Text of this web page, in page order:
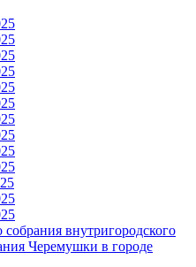
внутригородского
Черемушки в городе